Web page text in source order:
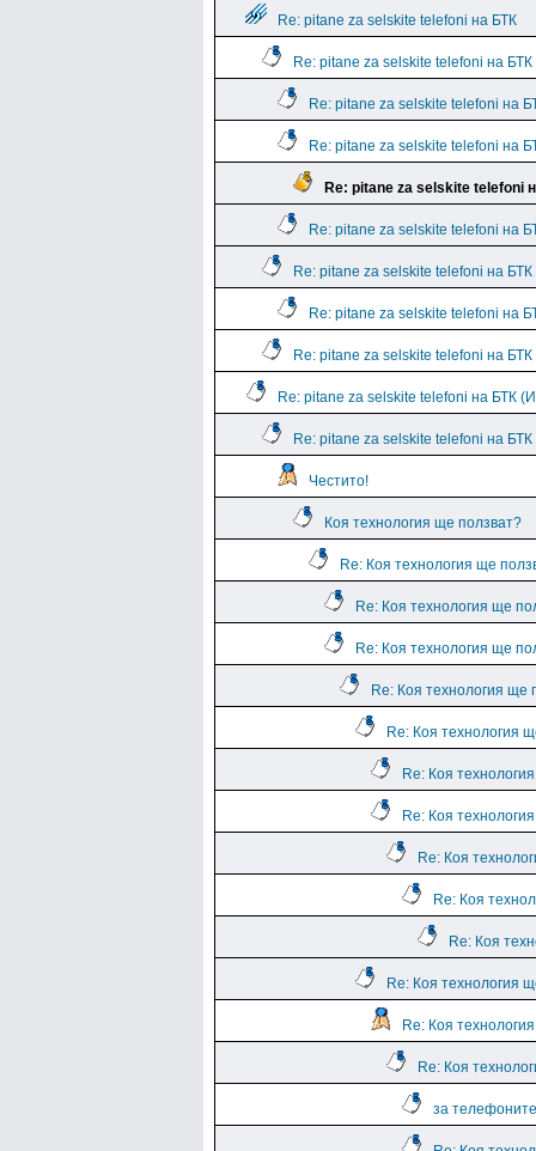
Re: pitane za selskite telefoni на БТК
Re: pitane za selskite telefoni на БТК
Re: pitane za selskite telefoni на
Re: pitane za selskite telefoni на
Re: pitane za selskite telefoni
Re: pitane za selskite telefoni на
Re: pitane za selskite telefoni на БТК
Re: pitane za selskite telefoni на
Re: pitane za selskite telefoni на БТК
Re: pitane za selskite telefoni на БТК
Re: pitane za selskite telefoni на
Честито!
Коя технология ще ползват?
Re: Коя технология ще
Re: Коя технология ще
Re: Коя технология ще
Re: Коя технология ще
Re: Коя технология
Re: Коя
Re: Коя
Re: Коя
Re: Коя
Re: Коя
Re: Коя технология
Re: Коя
Re: Коя
за